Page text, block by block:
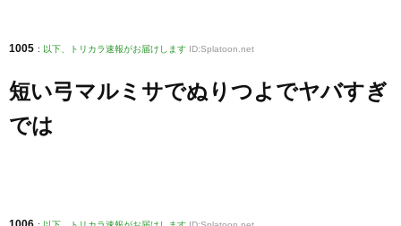
1005 : 以下、トリカラ速報がお届けします ID:Splatoon.net
短い弓マルミサでぬりつよでヤバすぎ
では